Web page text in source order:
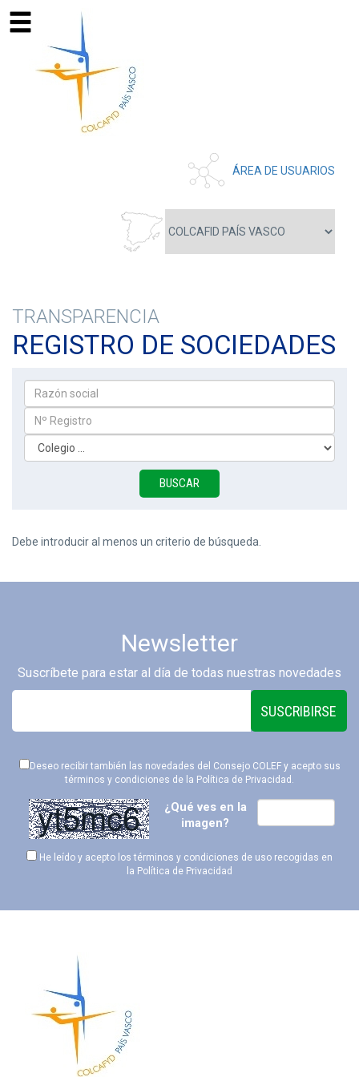
ÁREA DE USUARIOS
TRANSPARENCIA
REGISTRO DE SOCIEDADES
Debe introducir al menos un criterio de búsqueda.
Newsletter
Suscríbete para estar al día de todas nuestras novedades
SUSCRIBIRSE
Deseo recibir también las novedades del Consejo COLEF y acepto sus
términos y condiciones de la Política de Privacidad .
¿Qué ves en la
imagen?
He leído y acepto los términos y condiciones de uso recogidas en
la Política de Privacidad